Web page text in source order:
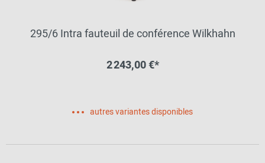
295/6 Intra fauteuil de conférence Wilkhahn
2 243,00 €*
autres variantes disponibles